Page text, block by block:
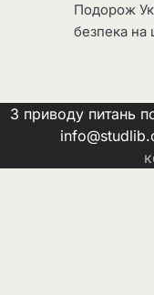
Подорож
безпека на
З приводу питань